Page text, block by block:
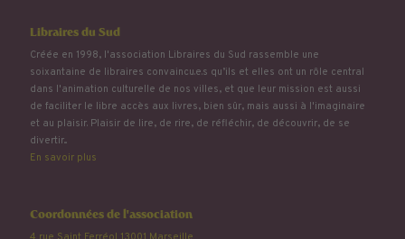
Libraires du Sud
Créée en 1998, l'association Libraires du Sud rassemble une
soixantaine de libraires convaincu.e.s qu’ils et elles ont un rôle central
dans l'animation culturelle de nos villes, et que leur mission est aussi
de faciliter le libre accès aux livres, bien sûr, mais aussi à l'imaginaire
et au plaisir. Plaisir de lire, de rire, de réfléchir, de découvrir, de se
divertir...
En savoir plus
Coordonnées de l'association